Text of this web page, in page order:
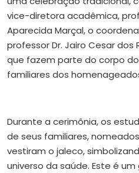
vice-diretora acadêmica,
Aparecida Marçal, o
professor Dr. Jairo Cesar dos
que fazem parte do corpo
familiares dos
Durante a cerimônia, os
de seus familiares,
vestiram o jaleco,
universo da saúde. Este é